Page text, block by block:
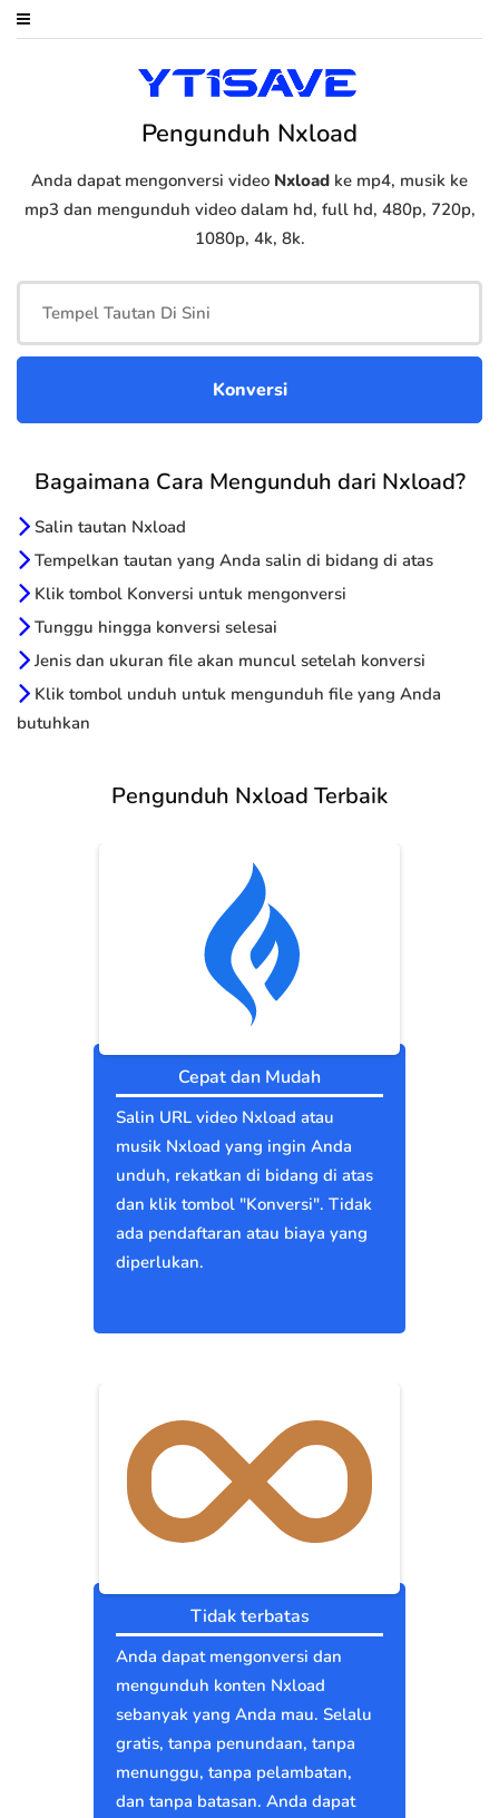
Pengunduh Nxload
Anda dapat mengonversi video Nxload ke mp4, musik ke
mp3 dan mengunduh video dalam hd, full hd, 480p, 720p,
1080p, 4k, 8k.
Bagaimana Cara Mengunduh dari Nxload?
Salin tautan Nxload
Tempelkan tautan yang Anda salin di bidang di atas
Klik tombol Konversi untuk mengonversi
Tunggu hingga konversi selesai
Jenis dan ukuran file akan muncul setelah konversi
Klik tombol unduh untuk mengunduh file yang Anda
butuhkan
Pengunduh Nxload Terbaik
Cepat dan Mudah
Salin URL video Nxload atau
musik Nxload yang ingin Anda
unduh, rekatkan di bidang di atas
dan klik tombol "Konversi". Tidak
ada pendaftaran atau biaya yang
diperlukan.
Tidak terbatas
Anda dapat mengonversi dan
mengunduh konten Nxload
sebanyak yang Anda mau. Selalu
gratis, tanpa penundaan, tanpa
menunggu, tanpa pelambatan,
dan tanpa batasan. Anda dapat